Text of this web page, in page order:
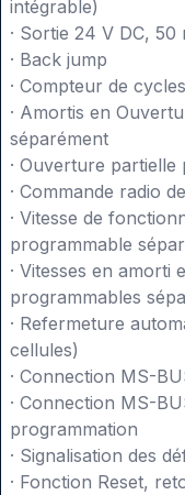
intégrable)
· Sortie 24 V DC, 50
· Back jump
· Compteur de
· Amortis en
séparément
· Ouverture
· Commande radio
· Vitesse de
programmable
· Vitesses en amorti
programmables
· Refermeture
cellules)
· Connection MS-
· Connection MS-
programmation
· Signalisation des
· Fonction Reset,